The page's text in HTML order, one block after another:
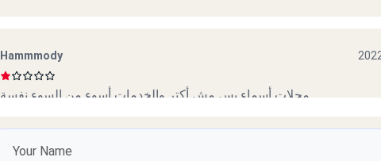
Hammmody
محلات أسماء بس مش أكتر والخدمات أسوء من السوء نفسة